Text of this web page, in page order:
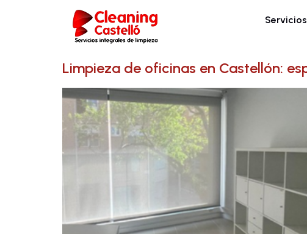
Limpieza de oficinas en Castellón: